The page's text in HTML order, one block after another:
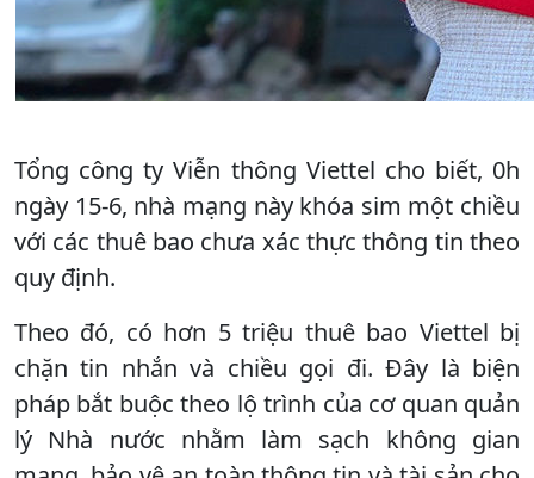
Tổng công ty Viễn thông Viettel cho biết, 0h
ngày 15-6, nhà mạng này khóa sim một chiều
với các thuê bao chưa xác thực thông tin theo
quy định.
Theo đó, có hơn 5 triệu thuê bao Viettel bị
chặn tin nhắn và chiều gọi đi. Đây là biện
pháp bắt buộc theo lộ trình của cơ quan quản
lý Nhà nước nhằm làm sạch không gian